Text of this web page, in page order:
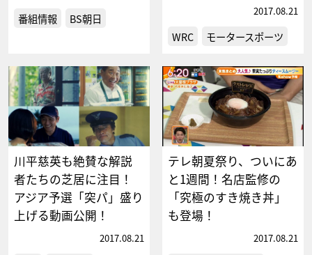
番組情報 BS朝日
2017.08.21
WRC モータースポーツ
川平慈英も絶賛な解説
者たちの芝居に注目！
アジア予選「突パ」盛り
上げる動画公開！
2017.08.21
テレ朝夏祭り、ついにあ
と1週間！名店監修の
「究極のすき焼き丼」
も登場！
2017.08.21